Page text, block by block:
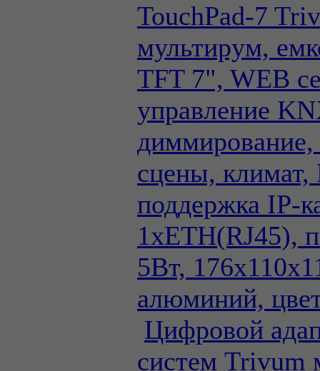
TouchPad-7
мультирум,
TFT 7", WEB
управление
сцены, климат,
поддержка IP-
1xETH(RJ45),
5Вт,
алюминий,
Цифровой
систем Trivum